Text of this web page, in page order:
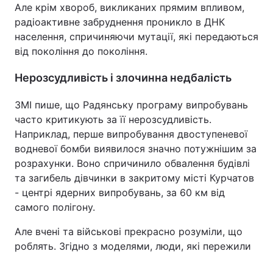
Але крім хвороб, викликаних прямим впливом,
радіоактивне забруднення проникло в ДНК
населення, спричиняючи мутації, які передаються
від покоління до покоління.
Нерозсудливість і злочинна недбалість
ЗМІ пише, що Радянську програму випробувань
часто критикують за її нерозсудливість.
Наприклад, перше випробування двоступеневої
водневої бомби виявилося значно потужнішим за
розрахунки. Воно спричинило обвалення будівлі
та загибель дівчинки в закритому місті Курчатов
- центрі ядерних випробувань, за 60 км від
самого полігону.
Але вчені та військові прекрасно розуміли, що
роблять. Згідно з моделями, люди, які пережили